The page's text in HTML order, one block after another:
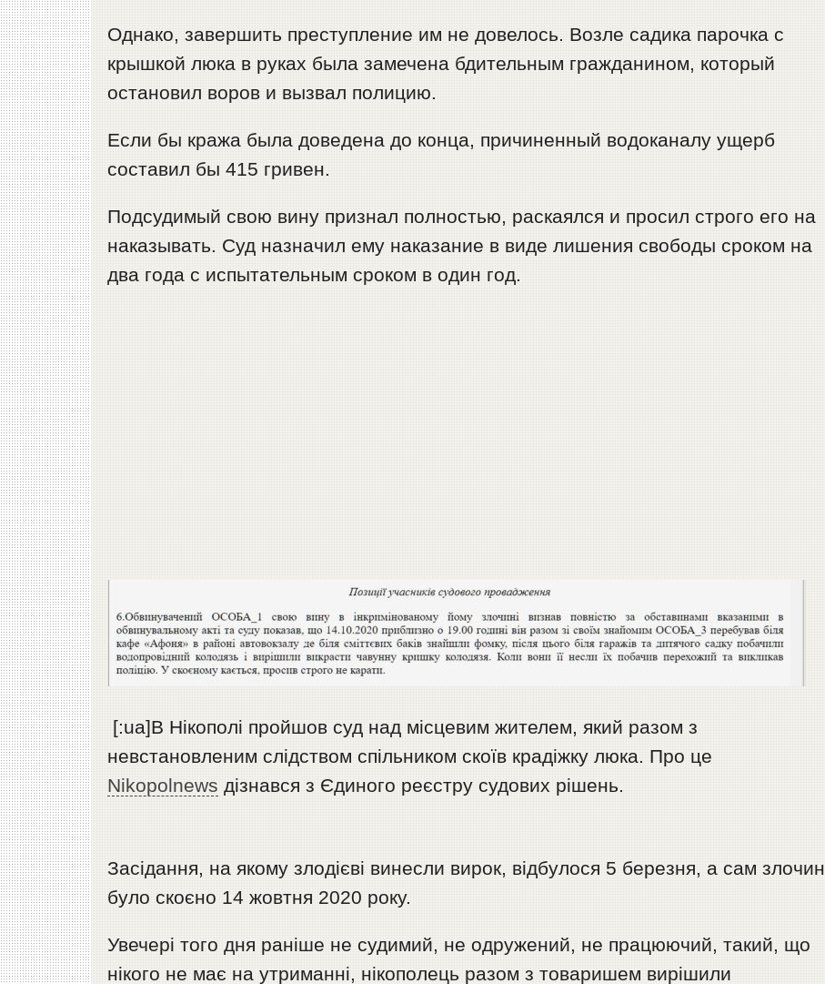
Однако, завершить преступление им не довелось. Возле садика парочка с
крышкой люка в руках была замечена бдительным гражданином, который
остановил воров и вызвал полицию.
Если бы кража была доведена до конца, причиненный водоканалу ущерб
составил бы 415 гривен.
Подсудимый свою вину признал полностью, раскаялся и просил строго его на
наказывать. Суд назначил ему наказание в виде лишения свободы сроком на
два года с испытательным сроком в один год.
[:ua]В Нікополі пройшов суд над місцевим жителем, який разом з
невстановленим слідством спільником скоїв крадіжку люка. Про це
Nikopolnews дізнався з Єдиного реєстру судових рішень.
Засідання, на якому злодієві винесли вирок, відбулося 5 березня, а сам злочин
було скоєно 14 жовтня 2020 року.
Увечері того дня раніше не судимий, не одружений, не працюючий, такий, що
нікого не має на утриманні, нікополець разом з товаришем вирішили